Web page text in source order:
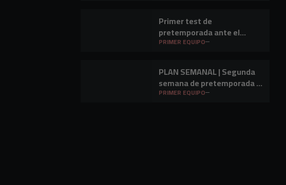
Primer test de
pretemporada ante el
Barakaldo CF
PRIMER EQUIPO
PLAN SEMANAL | Segunda
semana de pretemporada y
primer amistoso a la vista
PRIMER EQUIPO